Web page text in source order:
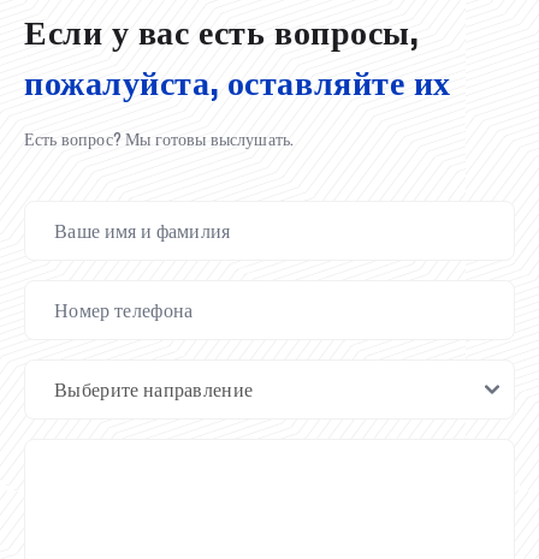
Если у вас есть вопросы,
пожалуйста, оставляйте их
Есть вопрос? Мы готовы выслушать.